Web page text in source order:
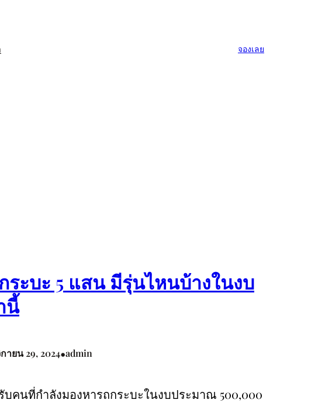
จองเลย
ระบะ 5 แสน มีรุ่นไหนบ้างในงบ
นี้
ายน 29, 2024•admin
บคนที่กำลังมองหารถกระบะในงบประมาณ 500,000